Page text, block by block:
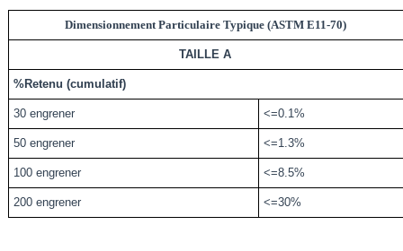
Dimensionnement Particulaire Typique (ASTM E11-70)
TAILLE A
%Retenu (cumulatif)
30 engrener <=0.1%
50 engrener <=1.3%
100 engrener <=8.5%
200 engrener <=30%